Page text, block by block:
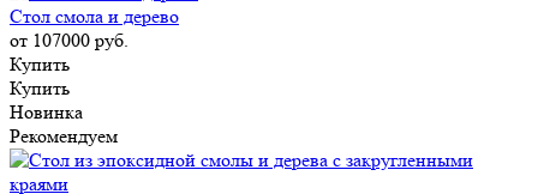
Стол смола и дерево
от 107000 руб.
Купить
Купить
Новинка
Рекомендуем